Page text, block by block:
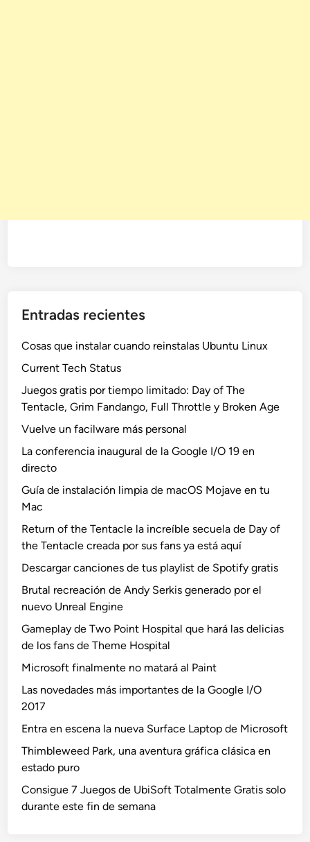
Entradas recientes
Cosas que instalar cuando reinstalas Ubuntu Linux
Current Tech Status
Juegos gratis por tiempo limitado: Day of The
Tentacle, Grim Fandango, Full Throttle y Broken Age
Vuelve un facilware más personal
La conferencia inaugural de la Google I/O 19 en
directo
Guía de instalación limpia de macOS Mojave en tu
Mac
Return of the Tentacle la increíble secuela de Day of
the Tentacle creada por sus fans ya está aquí
Descargar canciones de tus playlist de Spotify gratis
Brutal recreación de Andy Serkis generado por el
nuevo Unreal Engine
Gameplay de Two Point Hospital que hará las delicias
de los fans de Theme Hospital
Microsoft finalmente no matará al Paint
Las novedades más importantes de la Google I/O
2017
Entra en escena la nueva Surface Laptop de Microsoft
Thimbleweed Park, una aventura gráfica clásica en
estado puro
Consigue 7 Juegos de UbiSoft Totalmente Gratis solo
durante este fin de semana